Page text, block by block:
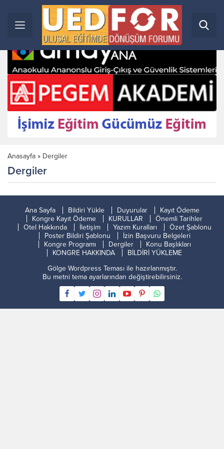
Anasayfa » Dergiler
Dergiler
Ana Sayfa Bildiri Yükle Duyurular
Kayıt Ödeme
Kongre Kayıt Ödeme
KURULLAR
Önemli Tarihler
Otel Hakkında
İletişim Yazım Kuralları
Özet Şablonu
Poster Bildiri Şablonu
İzin Başvuru Belgeleri
Kongre Programı
Dergiler
Konu Başlıkları
KONGRE HAKKINDA
BİLDİRİ YÜKLEME
Gölge Wordpress Teması ile hazırlanmıştır.
Bu metni tema ayarlarından değiştirebilirsiniz.